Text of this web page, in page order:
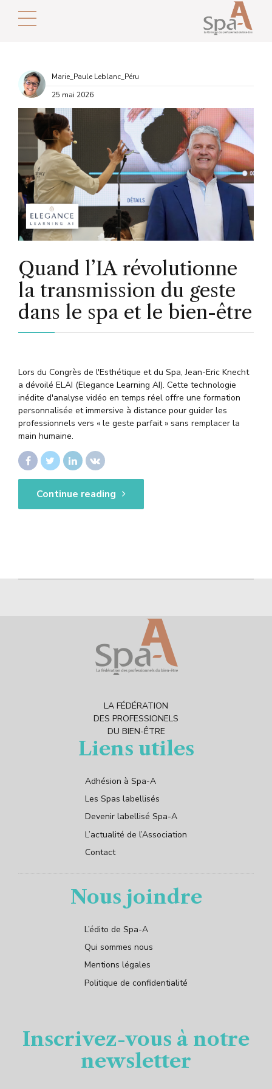
Marie_Paule Leblanc_Péru
25 mai 2026
Quand l’IA révolutionne
la transmission du geste
dans le spa et le bien-être
Lors du Congrès de l'Esthétique et du Spa, Jean-Eric Knecht
a dévoilé ELAI (Elegance Learning AI). Cette technologie
inédite d'analyse vidéo en temps réel offre une formation
personnalisée et immersive à distance pour guider les
professionnels vers « le geste parfait » sans remplacer la
main humaine.
Continue reading
LA FÉDÉRATION
DES PROFESSIONELS
DU BIEN-ÊTRE
Liens utiles
Adhésion à Spa-A
Les Spas labellisés
Devenir labellisé Spa-A
L’actualité de l’Association
Contact
Nous joindre
L’édito de Spa-A
Qui sommes nous
Mentions légales
Politique de confidentialité
Inscrivez-vous à notre
newsletter